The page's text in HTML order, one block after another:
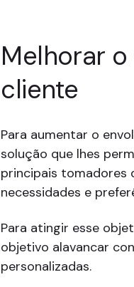
Melhorar
cliente
Para aumentar o
solução que lhes
principais tomadores
necessidades e
Para atingir esse
objetivo alavancar
personalizadas.